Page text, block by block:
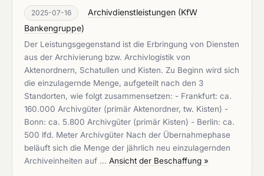
2025-07-16 Archivdienstleistungen (KfW
Bankengruppe)
Der Leistungsgegenstand ist die Erbringung von Diensten
aus der Archivierung bzw. Archivlogistik von
Aktenordnern, Schatullen und Kisten. Zu Beginn wird sich
die einzulagernde Menge, aufgeteilt nach den 3
Standorten, wie folgt zusammensetzen: - Frankfurt: ca.
160.000 Archivgüter (primär Aktenordner, tw. Kisten) -
Bonn: ca. 5.800 Archivgüter (primär Kisten) - Berlin: ca.
500 lfd. Meter Archivgüter Nach der Übernahmephase
beläuft sich die Menge der jährlich neu einzulagernden
Archiveinheiten auf … Ansicht der Beschaffung »